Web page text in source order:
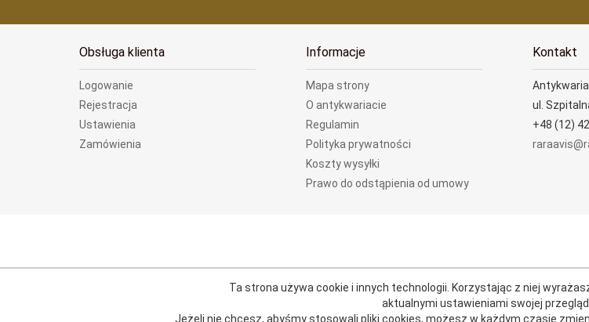
Obsługa klienta
Logowanie
Rejestracja
Ustawienia
Zamówienia
Informacje
Mapa strony
O antykwariacie
Regulamin
Polityka prywatności
Koszty wysyłki
Prawo do odstąpienia od umowy
Kontakt
ul.
+48 (12)
Ta strona używa cookie i innych technologii.Korzystając z niej
aktualnymi ustawieniami swojej
Jeżeli nie chcesz, abyśmy stosowali pliki cookies, możesz w każdym czasie